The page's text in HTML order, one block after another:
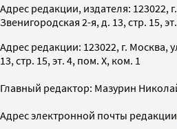
Адрес редакции, издателя: 123022,
Звенигородская 2-я, д. 13, стр. 15,
Адрес редакции: 123022, г. Москва,
13, стр. 15, эт. 4, пом. X, ком. 1
Главный редактор: Мазурин
Адрес электронной почты